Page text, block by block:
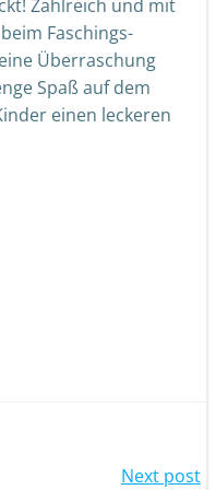
Zahlreich und mit
Faschings-
Überraschung
Spaß auf dem
einen leckeren
Next post